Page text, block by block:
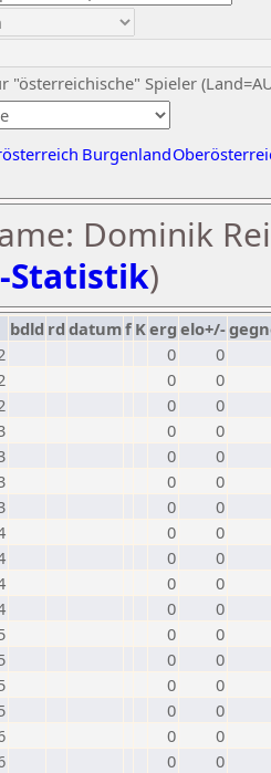
"österreichische" Spieler
Burgenland
Dominik
Statistik)
bdld rd datumf Kerg elo+/-
0
0
0
0
0
0
0
0
0
0
0
0
0
0
0
0
0
0
0
0
0
0
0
0
0
0
0
0
0
0
0
0
0
0